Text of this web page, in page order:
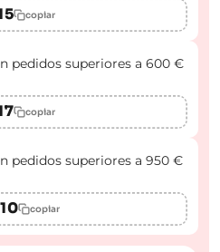
copiar
pedidos superiores a 600 €
copiar
pedidos superiores a 950 €
copiar